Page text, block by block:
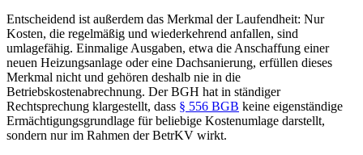
Entscheidend ist außerdem das Merkmal der Laufendheit: Nur
Kosten, die regelmäßig und wiederkehrend anfallen, sind
umlagefähig. Einmalige Ausgaben, etwa die Anschaffung einer
neuen Heizungsanlage oder eine Dachsanierung, erfüllen dieses
Merkmal nicht und gehören deshalb nie in die
Betriebskostenabrechnung. Der BGH hat in ständiger
Rechtsprechung klargestellt, dass § 556 BGB keine eigenständige
Ermächtigungsgrundlage für beliebige Kostenumlage darstellt,
sondern nur im Rahmen der BetrKV wirkt.